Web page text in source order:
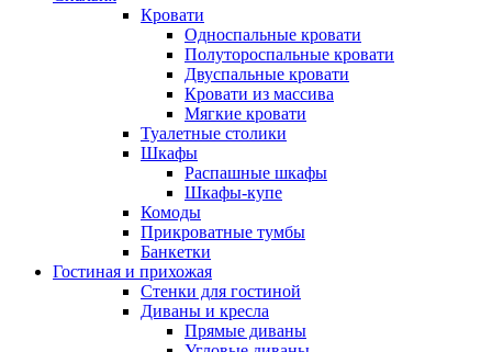
Кровати
Односпальные кровати
Полутороспальные кровати
Двуспальные кровати
Кровати из массива
Мягкие кровати
Туалетные столики
Шкафы
Распашные шкафы
Шкафы-купе
Комоды
Прикроватные тумбы
Банкетки
Гостиная и прихожая
Стенки для гостиной
Диваны и кресла
Прямые диваны